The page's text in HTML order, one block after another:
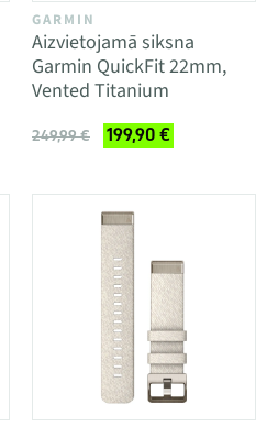
GARMIN
Aizvietojamā siksna
Garmin QuickFit 22mm,
Vented Titanium
249,99 € 199,90 €